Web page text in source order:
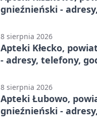
gnieźnieński -
8 sierpnia 2026
Apteki Kłecko,
- adresy, telefony,
8 sierpnia 2026
Apteki Łubowo,
gnieźnieński -